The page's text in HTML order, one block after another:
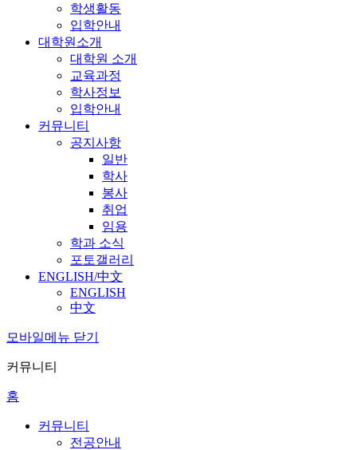
학생활동
입학안내
대학원소개
대학원 소개
교육과정
학사정보
입학안내
커뮤니티
공지사항
일반
학사
봉사
취업
임용
학과 소식
포토갤러리
ENGLISH/中文
ENGLISH
中文
모바일메뉴 닫기
커뮤니티
홈
커뮤니티
전공안내